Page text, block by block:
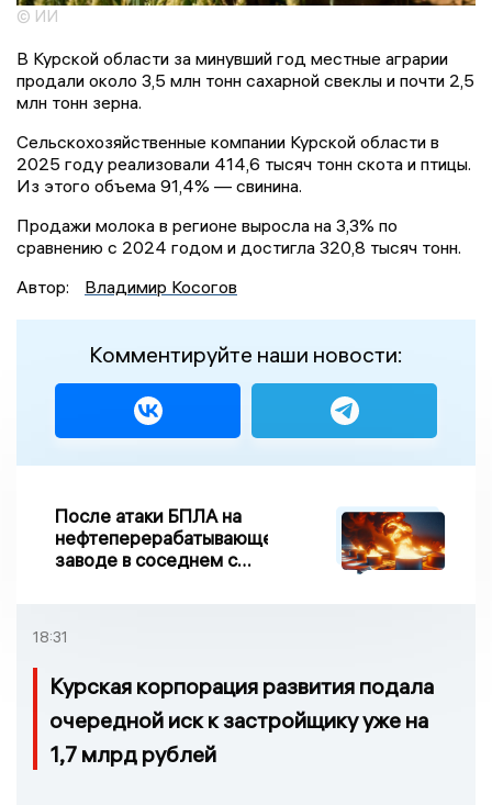
© ИИ
В Курской области за минувший год местные аграрии
продали около 3,5 млн тонн сахарной свеклы и почти 2,5
млн тонн зерна.
Сельскохозяйственные компании Курской области в
2025 году реализовали 414,6 тысяч тонн скота и птицы.
Из этого объема 91,4% — свинина.
Продажи молока в регионе выросла на 3,3% по
сравнению с 2024 годом и достигла 320,8 тысяч тонн.
Автор:
Владимир Косогов
Комментируйте наши новости:
После атаки БПЛА на
нефтеперерабатывающем
заводе в соседнем с
возгорание
18:31
Курская корпорация развития подала
очередной иск к застройщику уже на
1,7 млрд рублей